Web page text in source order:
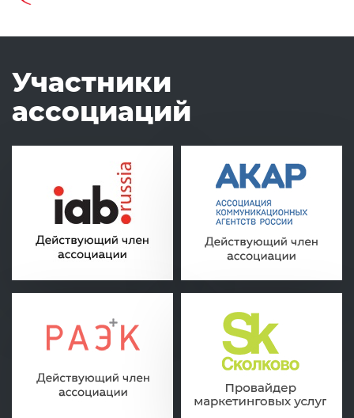
Участники
ассоциаций